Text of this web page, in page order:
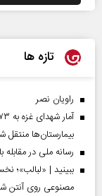
تازه ها
راویان نصر
بیمارستان‌ها منتقل
رسانه ملی در
ببینید | «لبالب»؛
مصنوعی روی آنتن